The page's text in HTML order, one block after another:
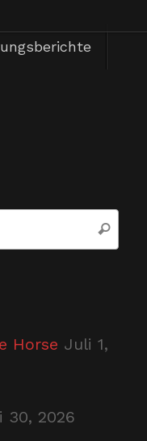
Suchen
Horse Juli 1,
30, 2026